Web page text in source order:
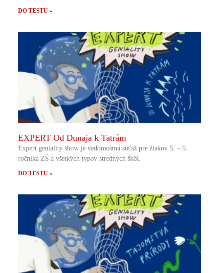
DO TESTU »
EXPERT Od Dunaja k Tatrám
Expert geniality show je vedomostná súťaž pre žiakov 5. – 9.
ročníka ZŠ a všetkých typov stredných škôl.
DO TESTU »